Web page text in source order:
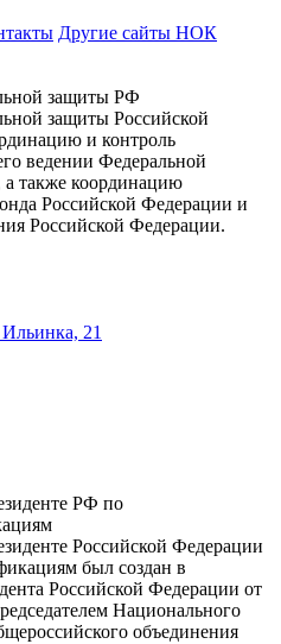
Другие сайты НОК
защиты РФ
защиты Российской
и контроль
ведении Федеральной
а также координацию
Российской Федерации и
Российской Федерации.
21
РФ по
Российской Федерации
был создан в
Российской Федерации от
Национального
объединения